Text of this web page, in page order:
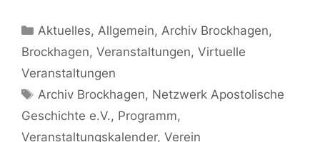
Kategorien
Aktuelles,Allgemein,Archiv Brockhagen,
Brockhagen, Veranstaltungen, Virtuelle
Veranstaltungen
Schlagwörter
Archiv Brockhagen, Netzwerk Apostolische
Geschichte e.V., Programm,
Veranstaltungskalender, Verein